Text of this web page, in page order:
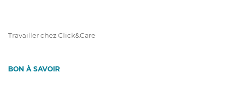
Travailler chez Click&Care
BON À SAVOIR